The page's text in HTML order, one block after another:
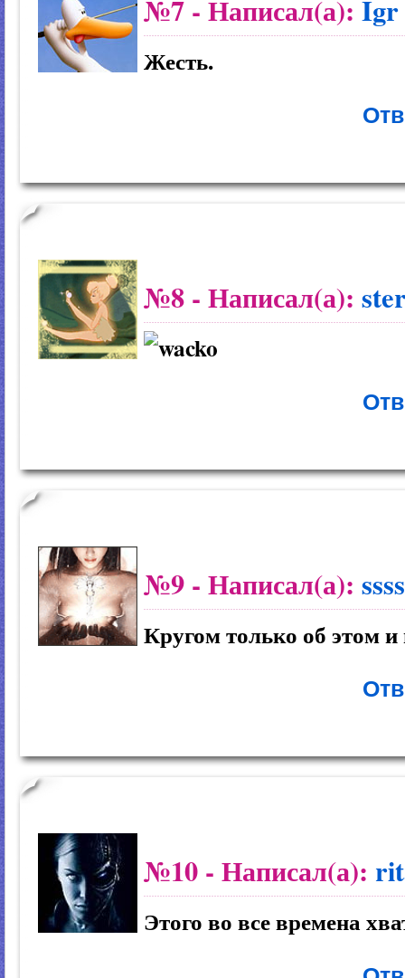
№7 - Написал(а): Igr
Жесть.
№8 - Написал(а):
№9 - Написал(а):
Кругом только об этом и
№10 - Написал(а):
Этого во все времена